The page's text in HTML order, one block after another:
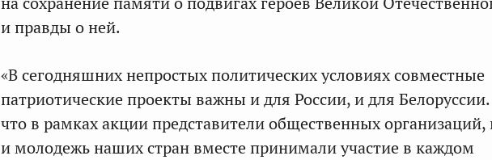
и правды о ней.
«В сегодняшних непростых политических условиях совместные
патриотические проекты важны и для России, и для
что в рамках акции представители общественных организаций,
и молодежь наших стран вместе принимали участие в каждом